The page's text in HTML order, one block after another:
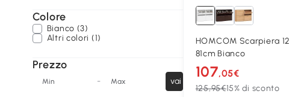
Colore
Bianco (3)
Altri colori (1)
Prezzo
Min - Max vai
HOMCOM Scarpiera
81cm Bianco
107,05€
125,95€15% di sconto